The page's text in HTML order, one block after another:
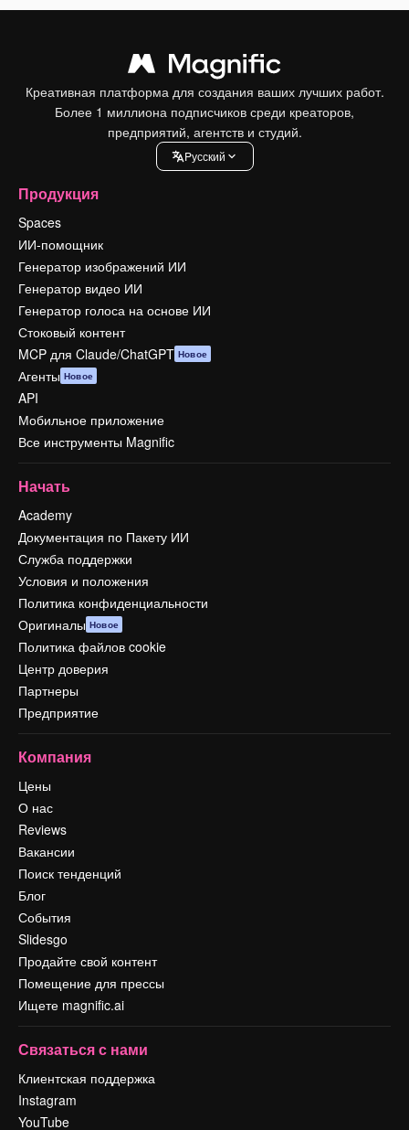
Креативная платформа для создания ваших лучших работ.
Более 1 миллиона подписчиков среди креаторов,
предприятий, агентств и студий.
Pусский
Продукция
Spaces
ИИ-помощник
Генератор изображений ИИ
Генератор видео ИИ
Генератор голоса на основе ИИ
Стоковый контент
MCP для Claude/ChatGPT Новое
Агенты Новое
API
Мобильное приложение
Все инструменты Magnific
Начать
Academy
Документация по Пакету ИИ
Служба поддержки
Условия и положения
Политика конфиденциальности
Оригиналы Новое
Политика файлов cookie
Центр доверия
Партнеры
Предприятие
Компания
Цены
О нас
Reviews
Вакансии
Поиск тенденций
Блог
События
Slidesgo
Продайте свой контент
Помещение для прессы
Ищете magnific.ai
Связаться с нами
Клиентская поддержка
Instagram
YouTube